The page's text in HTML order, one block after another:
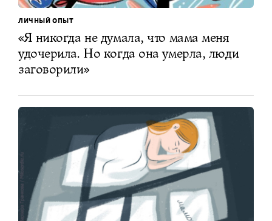
ЛИЧНЫЙ ОПЫТ
«Я никогда не думала, что мама меня
удочерила. Но когда она умерла, люди
заговорили»